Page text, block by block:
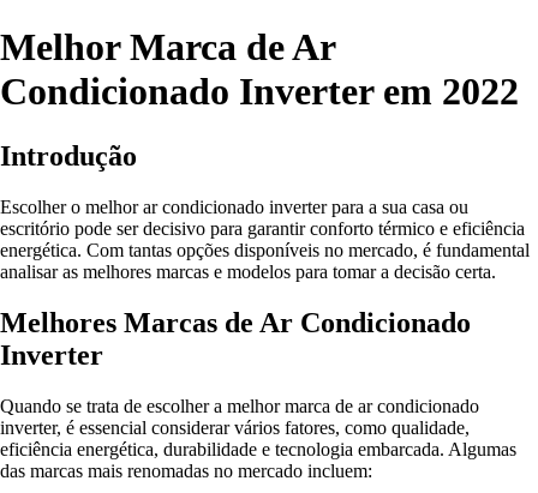
Melhor Marca de Ar
Condicionado Inverter em 2022
Introdução
Escolher o melhor ar condicionado inverter para a sua casa ou
escritório pode ser decisivo para garantir conforto térmico e eficiência
energética. Com tantas opções disponíveis no mercado, é fundamental
analisar as melhores marcas e modelos para tomar a decisão certa.
Melhores Marcas de Ar Condicionado
Inverter
Quando se trata de escolher a melhor marca de ar condicionado
inverter, é essencial considerar vários fatores, como qualidade,
eficiência energética, durabilidade e tecnologia embarcada. Algumas
das marcas mais renomadas no mercado incluem: